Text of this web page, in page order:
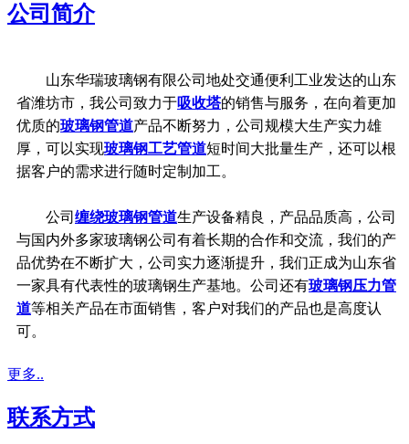
公司简介
山东华瑞玻璃钢有限公司地处交通便利工业发达的山东
省潍坊市，我公司致力于吸收塔的销售与服务，在向着更加
优质的玻璃钢管道产品不断努力，公司规模大生产实力雄
厚，可以实现玻璃钢工艺管道短时间大批量生产，还可以根
据客户的需求进行随时定制加工。
公司 缠绕玻璃钢管道生产设备精良，产品品质高，公司
与国内外多家玻璃钢公司有着长期的合作和交流，我们的产
品优势在不断扩大，公司实力逐渐提升，我们正成为山东省
一家具有代表性的玻璃钢生产基地。公司还有玻璃钢压力管
道等相关产品在市面销售，客户对我们的产品也是高度认
可。
更多..
联系方式